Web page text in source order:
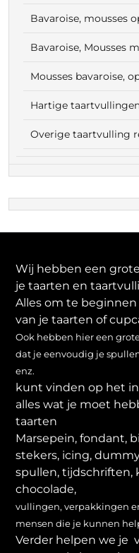
Bavaroise, mousses
Bavaroise, Mousses
Mousses bavaroise,
Hartige
Overige taartvulling
Wij hebben een
je taarten en
Alles om te
van je taarten of
Ook hebben hier een
dat je eenvoudig je
enz.
kunt vinden op het
alles wat je moet
taarten
Marsepein, fondant,
stekers, icing,
spullen, tijdschriften,
chocolade,
vullingen, verpakkingen
mensen die je kunnen
Verder helpen we je